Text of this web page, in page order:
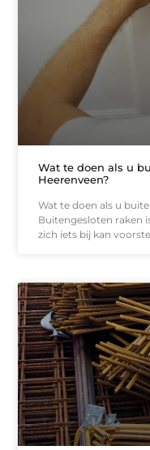
Wat te doen als u
Heerenveen?
Wat te doen als u
Buitengesloten raken
zich iets bij kan